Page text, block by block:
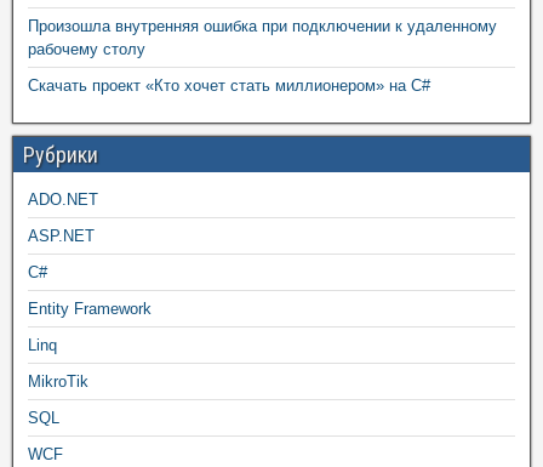
Произошла внутренняя ошибка при подключении к удаленному
рабочему столу
Скачать проект «Кто хочет стать миллионером» на C#
Рубрики
ADO.NET
ASP.NET
C#
Entity Framework
Linq
MikroTik
SQL
WCF